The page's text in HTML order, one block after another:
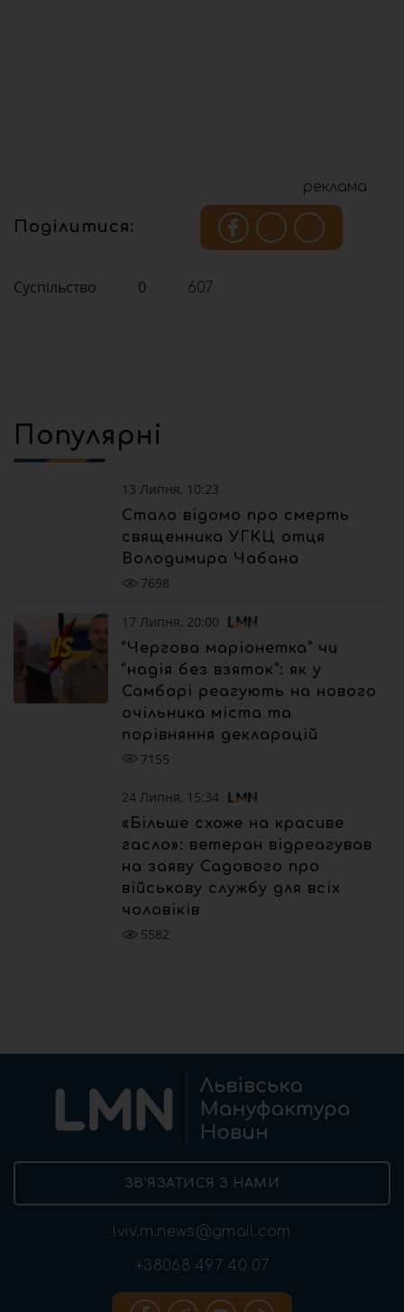
реклама
Поділитися:
Суспільство 0 607
Популярні
13 Липня, 10:23
Стало відомо про смерть
священника УГКЦ отця
Володимира Чабана
7698
17 Липня, 20:00
“Чергова маріонетка” чи
“надія без взяток”: як у
Самборі реагують на нового
очільника міста та
порівняння декларацій
7155
24 Липня, 15:34
«Більше схоже на красиве
гасло»: ветеран відреагував
на заяву Садового про
військову службу для всіх
чоловіків
5582
ЗВ’ЯЗАТИСЯ З НАМИ
lviv.m.news@gmail.com
+38068 497 40 07